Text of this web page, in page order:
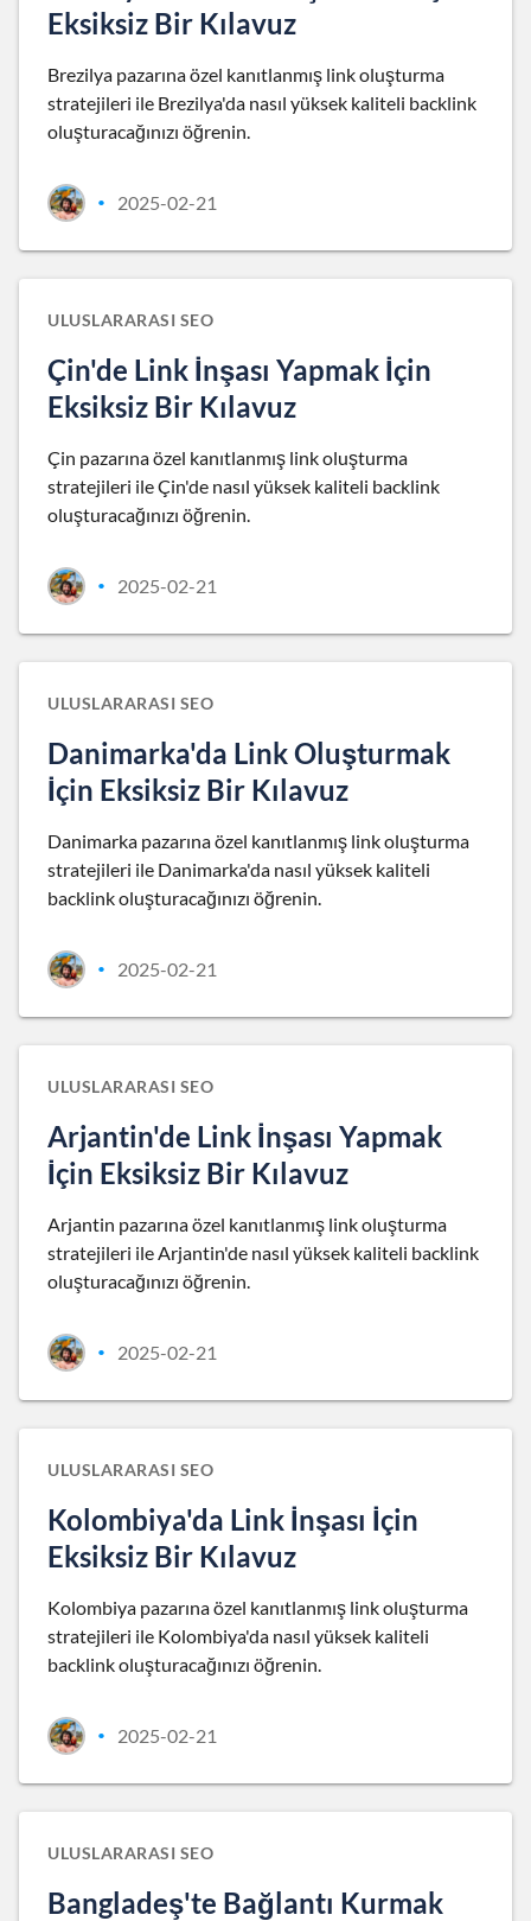
Eksiksiz Bir Kılavuz
Brezilya pazarına özel kanıtlanmış link oluşturma
stratejileri ile Brezilya'da nasıl yüksek kaliteli backlink
oluşturacağınızı öğrenin.
• 2025-02-21
ULUSLARARASI SEO
Çin'de Link İnşası Yapmak İçin
Eksiksiz Bir Kılavuz
Çin pazarına özel kanıtlanmış link oluşturma
stratejileri ile Çin'de nasıl yüksek kaliteli backlink
oluşturacağınızı öğrenin.
• 2025-02-21
ULUSLARARASI SEO
Danimarka'da Link Oluşturmak
İçin Eksiksiz Bir Kılavuz
Danimarka pazarına özel kanıtlanmış link oluşturma
stratejileri ile Danimarka'da nasıl yüksek kaliteli
backlink oluşturacağınızı öğrenin.
• 2025-02-21
ULUSLARARASI SEO
Arjantin'de Link İnşası Yapmak
İçin Eksiksiz Bir Kılavuz
Arjantin pazarına özel kanıtlanmış link oluşturma
stratejileri ile Arjantin'de nasıl yüksek kaliteli backlink
oluşturacağınızı öğrenin.
• 2025-02-21
ULUSLARARASI SEO
Kolombiya'da Link İnşası İçin
Eksiksiz Bir Kılavuz
Kolombiya pazarına özel kanıtlanmış link oluşturma
stratejileri ile Kolombiya'da nasıl yüksek kaliteli
backlink oluşturacağınızı öğrenin.
• 2025-02-21
ULUSLARARASI SEO
Bangladeş'te Bağlantı Kurmak